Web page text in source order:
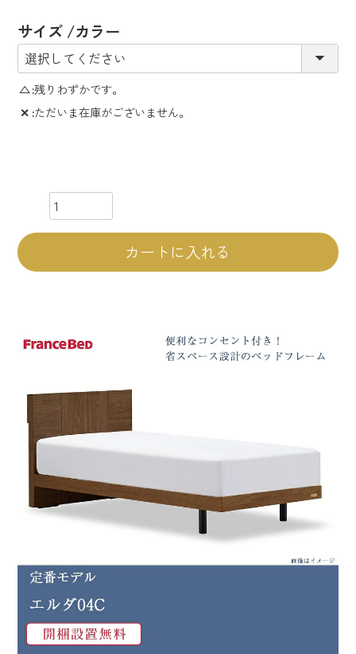
サイズ カラー
△ 残りわずかです。
✕ ただいま在庫がございません。
カートに入れる